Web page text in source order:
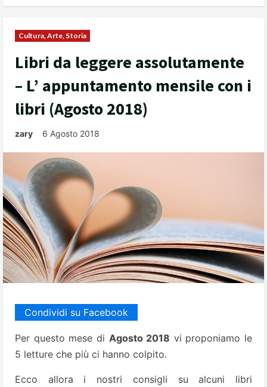
Cultura, Arte, Storia
Libri da leggere assolutamente
– L’ appuntamento mensile con i
libri (Agosto 2018)
zary 6 Agosto 2018
Condividi su Facebook
Per questo mese di Agosto 2018 vi proponiamo le
5 letture che più ci hanno colpito.
Ecco allora i nostri consigli su alcuni libri